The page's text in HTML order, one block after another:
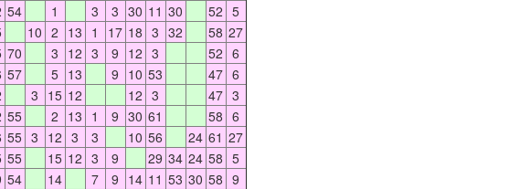
54 1 3 3 30 11 30 52 5
10 2 13 1 17 18 3 32 58 27
70 3 12 3 9 12 3 52 6
57 5 13 9 10 53 47 6
3 15 12 12 3 47 3
55 2 13 1 9 30 61 58 6
55 3 12 3 3 10 56 24 61 27
55 15 12 3 9 29 34 24 58 5
54 14 7 9 14 11 53 30 58 9